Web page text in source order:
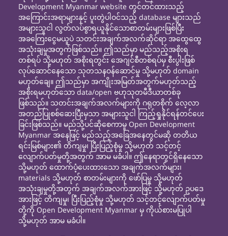
Development Myanmar website တွင်တင်ထားသည့်
အကြောင်းအရာများနှင့် ပူးတွဲပါဝင်သည့် database များသည်
အများသူငါ လွတ်လပ်စွာရယူနိုင်သောစာတမ်းများဖြစ်ပြီး
အခကြေးငွေမယူပဲ သတင်းအချက်အလက်ဆိုင်ရာ အထွေထွေ
အသုံးချမှုအတွက်ဖြစ်သည်။ ဤသည်မှာ မည်သည့်အစိုးရ
တစ်ရပ် သို့မဟုတ် အစိုးရတွင်း အေဂျင်စီတစ်ရပ်မှ စီးပွါးဖြစ်
လုပ်ဆောင်နေသော သုတသနဝန်ဆောင်မှု သို့မဟုတ် domain
မဟုတ်ချေ။ ဤသည်မှာ အကျိုးအမြတ်အတွက်မဟုတ်သည့်
အစိုးရမဟုတ်သော data/open ဗဟုသုတမီဒီယာတစ်ခု
ဖြစ်သည်။ သတင်းအချက်အလက်များကို ဂရုတစိုက် လေ့လာ
အတည်ပြုစစ်ဆေးပြီးမှသာ အများသူငါ ကြည့်ရှုနိုင်ရန်တင်ပေး
ခြင်းဖြစ်သည်။ မည်သို့ပင်ဆိုစေကာမူ Open Development
Myanmar အနေဖြင့် မည်သည့်အခြေအနေတွင်မဆို တတိယ
ရင်းမြစ်များ၏ တိကျမှု၊ ပြီးပြည့်စုံမှု သို့မဟုတ် သင့်တင့်
လျောက်ပတ်မှုတို့အတွက် အာမ မခံပါ။ ဤနေရာတွင်ရှိနေသော
သို့မဟုတ် ထောက်ပံ့ပေးထားသော အချက်အလက်များ၊
materials သို့မဟုတ် စာတမ်းများကို ဖော်ပြမှု သို့မဟုတ်
အသုံးချမှုတို့အတွက် အချက်အလက်အားဖြင့် သို့မဟုတ် ဥပဒေ
အားဖြင့် တိကျမှု၊ ပြီးပြည့်စုံမှု သို့မဟုတ် သင့်တင့်လျောက်ပတ်မှု
တို့ကို Open Development Myanmar မှ ကိုယ်စားမပြုပါ
သို့မဟုတ် အာမ မခံပါ။